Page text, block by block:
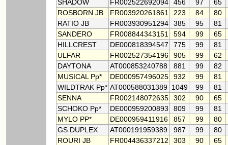
SHADOW
FR002522692094 456 97
65
ROSBORN JB
FR003920261861 223 84
80
RATIO JB
FR003930951294 385 95
81
SANDERO
FR008844343151 594 99
65
HILLCREST
DE000818394547 775 99
81
ULFAR
FR002527354196 905 99
62
DAYTONA
AT000853240788 881 99
82
MUSICAL Pp*
DE000957496025 932 99
81
WILDTRAK Pp* AT000588031389 1049 99
81
SENNA
FR002148072635 302 90
65
SCHOKO Pp*
DE000959200893 809 99
81
MYLO PP*
DE000959411916 857 99
80
GS DUPLEX
AT000191959389 987 99 80
ROURI JB
FR004436337212 303 90
65